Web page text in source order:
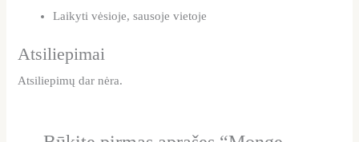
Laikyti vėsioje, sausoje vietoje
Atsiliepimai
Atsiliepimų dar nėra.